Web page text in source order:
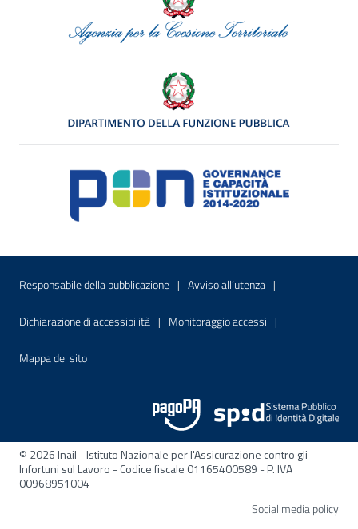
Menu di servizio
Responsabile della pubblicazione Sito interno - Apre in una nuova
Avviso all’utenza Sito interno -
Dichiarazione di accessibilità Sito interno - Apre in una nuova finestra
Monitoraggio accessi Sito interno -
Mappa del sitoSito interno - Apre nella stessa finestra
© 2026 Inail - Istituto Nazionale per l'Assicurazione contro gli
Infortuni sul Lavoro - Codice fiscale 01165400589 - P. IVA
00968951004
Social media policy